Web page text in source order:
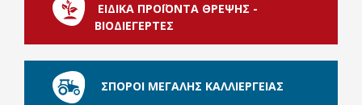
ΕΙΔΙΚΑ ΠΡΟΪΟΝΤΑ ΘΡΕΨΗΣ -
ΒΙΟΔΙΕΓΕΡΤΕΣ
ΣΠΟΡΟΙ ΜΕΓΑΛΗΣ ΚΑΛΛΙΕΡΓΕΙΑΣ